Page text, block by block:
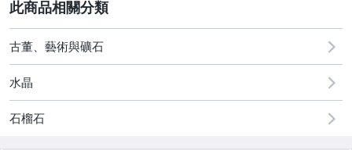
其它
[全店] 周年慶
[全店] 粉絲專享
古董、藝術與礦石
水晶
石榴石